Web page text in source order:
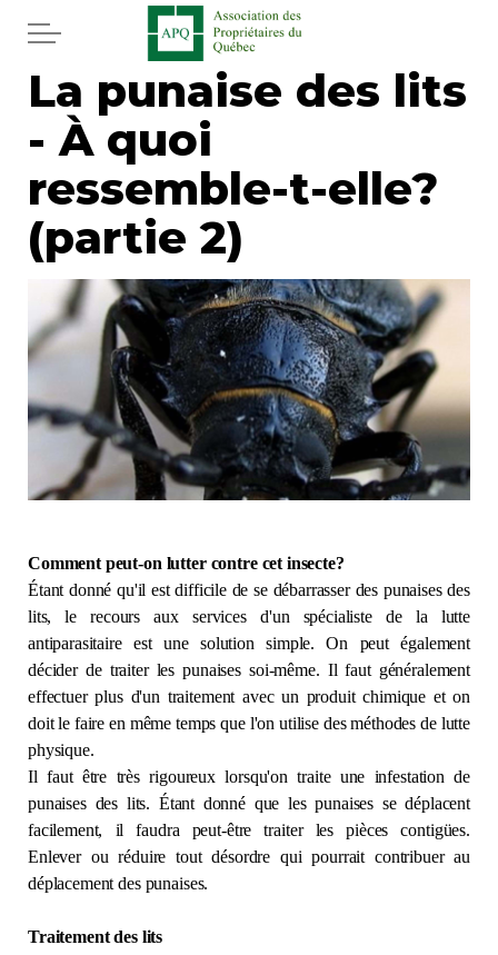
Aller au contenu principal
Accueil
Services
Actualités
Journal
Juridique
Mot de l'éditeur
Divers
Réglementation
Copropriété
Environnement
Rabais APQ
App APQ
Médias
La punaise des lits
- À quoi
ressemble-t-elle?
(partie 2)
Comment peut-on lutter contre cet insecte?
Étant donné qu'il est difficile de se débarrasser des punaises des
lits, le recours aux services d'un spécialiste de la lutte
antiparasitaire est une solution simple. On peut également
décider de traiter les punaises soi-même. Il faut généralement
effectuer plus d'un traitement avec un produit chimique et on
doit le faire en même temps que l'on utilise des méthodes de lutte
physique.
Il faut être très rigoureux lorsqu'on traite une infestation de
punaises des lits. Étant donné que les punaises se déplacent
facilement, il faudra peut-être traiter les pièces contigües.
Enlever ou réduire tout désordre qui pourrait contribuer au
déplacement des punaises.
Traitement des lits